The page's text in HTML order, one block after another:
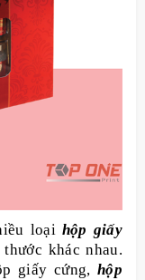
loại hộp giấy
khác nhau.
giấy cứng, hộp